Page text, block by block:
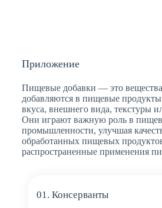
Приложение
Пищевые добавки — это
добавляются в пищевые
вкуса, внешнего вида, текстуры
Они играют важную роль в
промышленности, улучшая
обработанных пищевых
распространенные применения
01. Консерванты